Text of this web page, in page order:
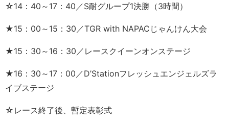
☆14：40～17：40／S耐グループ1決勝（3時間）
★15：00～15：30／TGR with NAPACじゃんけん大会
★15：30～16：30／レースクイーンオンステージ
★16：30～17：00／D’Stationフレッシュエンジェルズラ
イブステージ
☆レース終了後、暫定表彰式